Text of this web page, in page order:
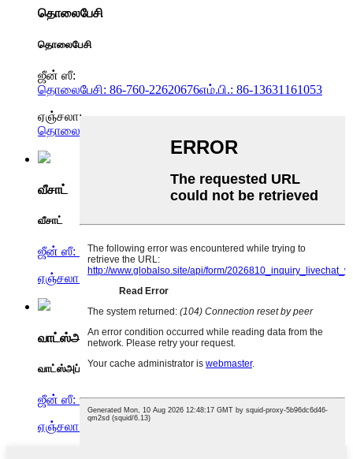
தொலைபேசி
தொலைபேசி
ஜீன் ஸீ:
தொலைபேசி: 86-760-22620676எம்.பி.: 86-13631161053
ஏஞ்சலா:
தொலைபேசி: 86-760-22620676
வீசாட்
வீசாட்
ஜீன் ஸீ: +86 13631161053
ஏஞ்சலா: +86 13528266612
வாட்ஸ்அப்
வாட்ஸ்அப்
ஜீன் ஸீ: +86 13631161053
ஏஞ்சலா: +86 13528266612